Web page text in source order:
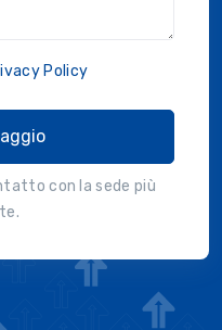
Policy
con la sede più